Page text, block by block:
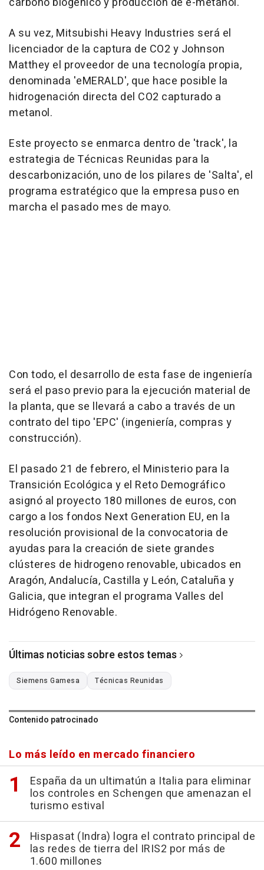
A su vez, Mitsubishi Heavy Industries será el
licenciador de la captura de CO2 y Johnson
Matthey el proveedor de una tecnología propia,
denominada 'eMERALD', que hace posible la
hidrogenación directa del CO2 capturado a
metanol.
Este proyecto se enmarca dentro de 'track', la
estrategia de Técnicas Reunidas para la
descarbonización, uno de los pilares de 'Salta', el
programa estratégico que la empresa puso en
marcha el pasado mes de mayo.
Con todo, el desarrollo de esta fase de ingeniería
será el paso previo para la ejecución material de
la planta, que se llevará a cabo a través de un
contrato del tipo 'EPC' (ingeniería, compras y
construcción).
El pasado 21 de febrero, el Ministerio para la
Transición Ecológica y el Reto Demográfico
asignó al proyecto 180 millones de euros, con
cargo a los fondos Next Generation EU, en la
resolución provisional de la convocatoria de
ayudas para la creación de siete grandes
clústeres de hidrogeno renovable, ubicados en
Aragón, Andalucía, Castilla y León, Cataluña y
Galicia, que integran el programa Valles del
Hidrógeno Renovable.
Últimas noticias sobre estos temas
Siemens Gamesa Técnicas Reunidas
Contenido patrocinado
Lo más leído en mercado financiero
España da un ultimatún a Italia para eliminar
los controles en Schengen que amenazan el
turismo estival
Hispasat (Indra) logra el contrato principal de
las redes de tierra del IRIS2 por más de
1.600 millones